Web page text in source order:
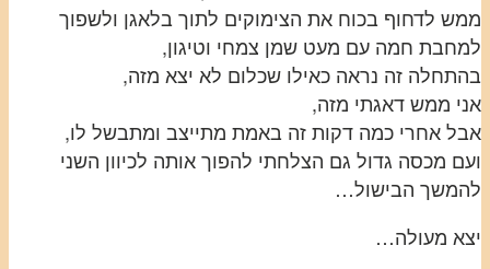
ממש לדחוף בכוח את הצימוקים לתוך בלאגן ולשפוך
למחבת חמה עם מעט שמן צמחי וטיגון,
בהתחלה זה נראה כאילו שכלום לא יצא מזה,
אני ממש דאגתי מזה,
אבל אחרי כמה דקות זה באמת מתייצב ומתבשל לו,
ועם מכסה גדול גם הצלחתי להפוך אותה לכיוון השני
להמשך הבישול…
יצא מעולה…